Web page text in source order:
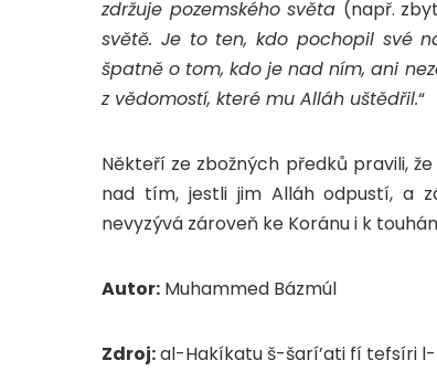
zdržuje pozemského světa (např.
světě. Je to ten, kdo pochopil své
špatně o tom, kdo je nad ním, ani
z vědomostí, které mu Alláh uštědřil.“
Někteří ze zbožných předků pravili,
nad tím, jestli jim Alláh odpustí, a
nevyzývá zároveň ke Koránu i k
Autor: Muhammed Bázmúl
Zdroj:al-Hakíkatu š-šarí’ati fí tefsíri l-